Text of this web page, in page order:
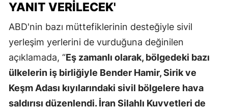
YANIT VERILECEK'
ABD'nin bazı müttefiklerinin desteğiyle sivil
yerleşim yerlerini de vurduğuna değinilen
açıklamada, “Eş zamanlı olarak, bölgedeki bazı
ülkelerin iş birliğiyle Bender Hamir, Sirik ve
Keşm Adası kıyılarındaki sivil bölgelere hava
saldırısı düzenlendi. İran Silahlı Kuvvetleri de